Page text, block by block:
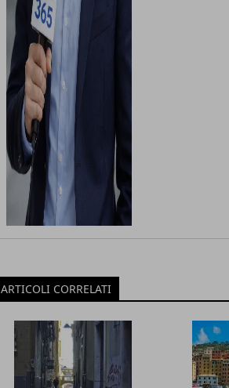
ARTICOLI CORRELATI